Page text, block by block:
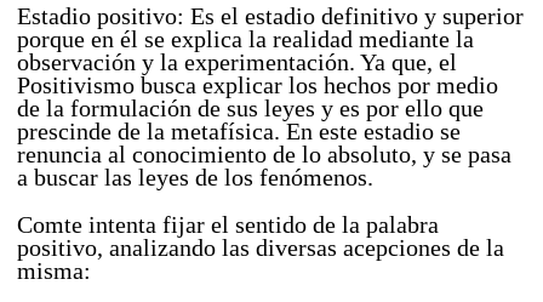
Estadio positivo: Es el estadio definitivo y superior
porque en él se explica la realidad mediante la
observación y la experimentación. Ya que, el
Positivismo busca explicar los hechos por medio
de la formulación de sus leyes y es por ello que
prescinde de la metafísica. En este estadio se
renuncia al conocimiento de lo absoluto, y se pasa
a buscar las leyes de los fenómenos.
Comte intenta fijar el sentido de la palabra
positivo, analizando las diversas acepciones de la
misma: